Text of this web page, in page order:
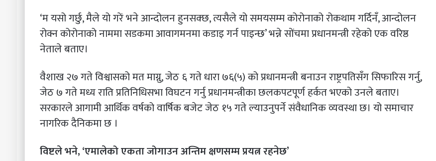
‘म यसो गर्छु, मैले यो गरें भने आन्दोलन हुनसक्छ, त्यसैले यो समयसम्म कोरोनाको रोकथाम गर्दिनँ, आन्दोलन
रोक्न कोरोनाको नाममा सडकमा आवागमनमा कडाइ गर्न पाइन्छ’ भन्ने सोंचमा प्रधानमन्त्री रहेको एक वरिष्ठ
नेताले बताए।
वैशाख २७ गते विश्वासको मत माग्नु, जेठ ६ गते धारा ७६(५) को प्रधानमन्त्री बनाउन राष्ट्रपतिसँग सिफारिस गर्नु,
जेठ ७ गते मध्य राति प्रतिनिधिसभा विघटन गर्नु प्रधानमन्त्रीका छलकपटपूर्ण हर्कत भएको उनले बताए।
सरकारले आगामी आर्थिक वर्षको वार्षिक बजेट जेठ १५ गते ल्याउनुपर्ने संवैधानिक व्यवस्था छ। यो समाचार
नागरिक दैनिकमा छ ।
विष्टले भने, ‘एमालेको एकता जोगाउन अन्तिम क्षणसम्म प्रयत्न रहनेछ’